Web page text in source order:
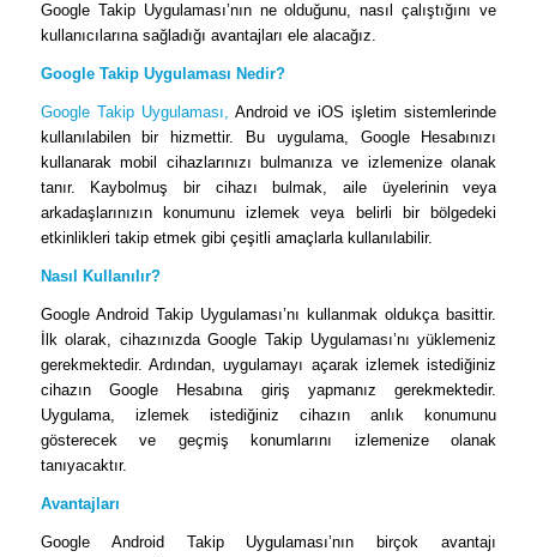
Google Takip Uygulaması’nın ne olduğunu, nasıl çalıştığını ve
kullanıcılarına sağladığı avantajları ele alacağız.
Google Takip Uygulaması Nedir?
Google Takip Uygulaması, Android ve iOS işletim sistemlerinde
kullanılabilen bir hizmettir. Bu uygulama, Google Hesabınızı
kullanarak mobil cihazlarınızı bulmanıza ve izlemenize olanak
tanır. Kaybolmuş bir cihazı bulmak, aile üyelerinin veya
arkadaşlarınızın konumunu izlemek veya belirli bir bölgedeki
etkinlikleri takip etmek gibi çeşitli amaçlarla kullanılabilir.
Nasıl Kullanılır?
Google Android Takip Uygulaması’nı kullanmak oldukça basittir.
İlk olarak, cihazınızda Google Takip Uygulaması’nı yüklemeniz
gerekmektedir. Ardından, uygulamayı açarak izlemek istediğiniz
cihazın Google Hesabına giriş yapmanız gerekmektedir.
Uygulama, izlemek istediğiniz cihazın anlık konumunu
gösterecek ve geçmiş konumlarını izlemenize olanak
tanıyacaktır.
Avantajları
Google Android Takip Uygulaması’nın birçok avantajı